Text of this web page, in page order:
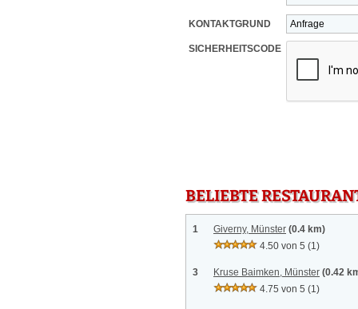
KONTAKTGRUND
SICHERHEITSCODE
BELIEBTE
1 Giverny, Münster (0.4 km)
4.50 von 5 (1)
3 Kruse Baimken, Münster (0.42
4.75 von 5 (1)